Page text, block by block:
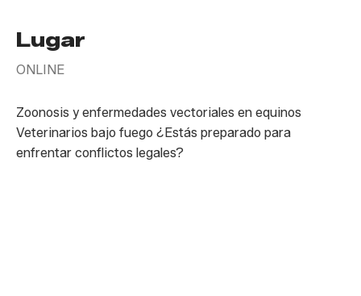
Lugar
ONLINE
Zoonosis y enfermedades vectoriales en equinos
Veterinarios bajo fuego ¿Estás preparado para
enfrentar conflictos legales?